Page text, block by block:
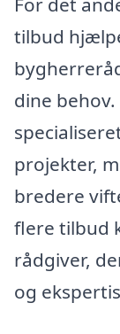
tilbud
dine
projekter,
bredere
flere tilbud
rådgiver,
og